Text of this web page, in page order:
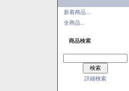
新着商品...
全商品...
商品検索
詳細検索